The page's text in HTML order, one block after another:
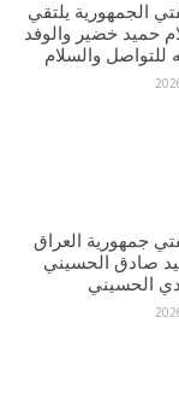
الجمهورية يلتقي
حميد خضير والوفد
للتواصل والسلام
جمهورية العراق
صادق الحسيني
الحسيني